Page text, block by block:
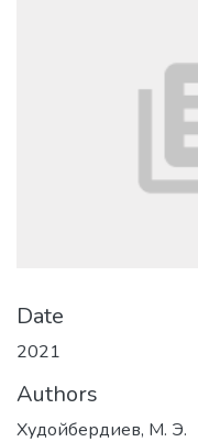
Date
2021
Authors
Худойбердиев, М. Э.